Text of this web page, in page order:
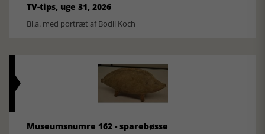
TV-tips, uge 31, 2026
Bl.a. med portræt af Bodil Koch
Museumsnumre 162 - sparebøsse